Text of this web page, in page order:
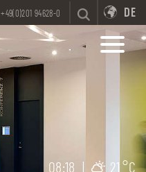
+49(0)201 94628-0 DE
08:18 | 21 °C